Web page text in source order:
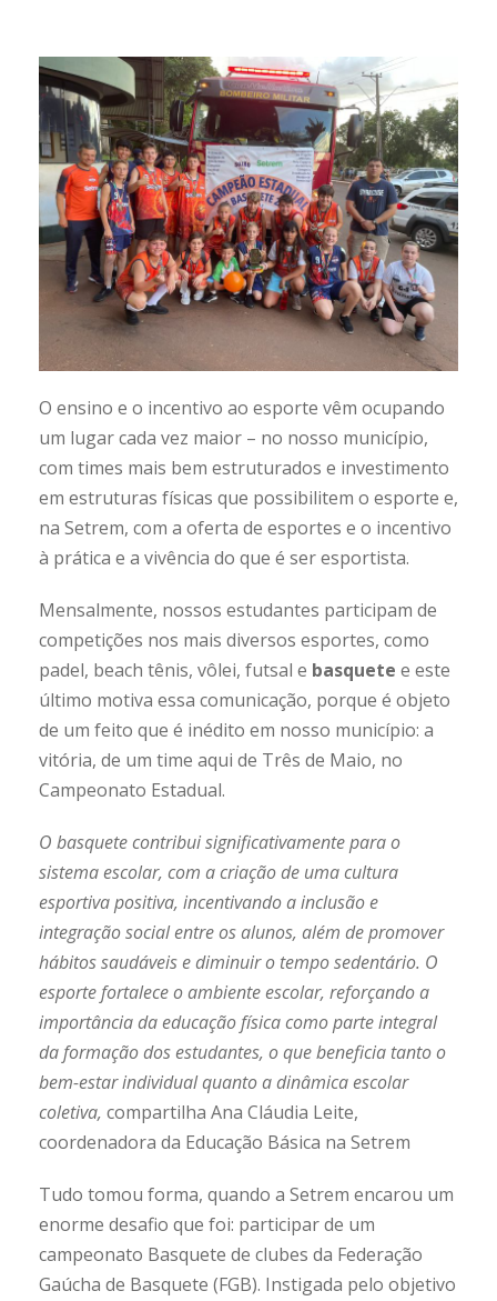
O ensino e o incentivo ao esporte vêm ocupando
um lugar cada vez maior – no nosso município,
com times mais bem estruturados e investimento
em estruturas físicas que possibilitem o esporte e,
na Setrem, com a oferta de esportes e o incentivo
à prática e a vivência do que é ser esportista.
Mensalmente, nossos estudantes participam de
competições nos mais diversos esportes, como
padel, beach tênis, vôlei, futsal e basquete e este
último motiva essa comunicação, porque é objeto
de um feito que é inédito em nosso município: a
vitória, de um time aqui de Três de Maio, no
Campeonato Estadual.
O basquete contribui significativamente para o
sistema escolar, com a criação de uma cultura
esportiva positiva, incentivando a inclusão e
integração social entre os alunos, além de promover
hábitos saudáveis e diminuir o tempo sedentário. O
esporte fortalece o ambiente escolar, reforçando a
importância da educação física como parte integral
da formação dos estudantes, o que beneficia tanto o
bem-estar individual quanto a dinâmica escolar
coletiva, compartilha Ana Cláudia Leite,
coordenadora da Educação Básica na Setrem
Tudo tomou forma, quando a Setrem encarou um
enorme desafio que foi: participar de um
campeonato Basquete de clubes da Federação
Gaúcha de Basquete (FGB). Instigada pelo objetivo